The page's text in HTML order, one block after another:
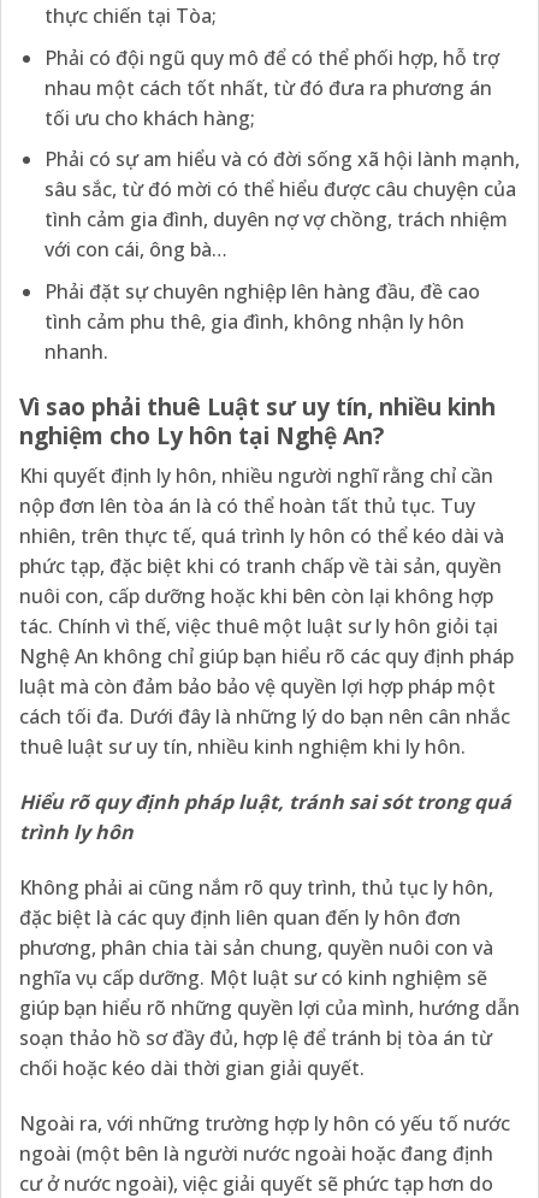
thực chiến tại Tòa;
Phải có đội ngũ quy mô để có thể phối hợp, hỗ trợ
nhau một cách tốt nhất, từ đó đưa ra phương án
tối ưu cho khách hàng;
Phải có sự am hiểu và có đời sống xã hội lành mạnh,
sâu sắc, từ đó mời có thể hiểu được câu chuyện của
tình cảm gia đình, duyên nợ vợ chồng, trách nhiệm
với con cái, ông bà…
Phải đặt sự chuyên nghiệp lên hàng đầu, đề cao
tình cảm phu thê, gia đình, không nhận ly hôn
nhanh.
Vì sao phải thuê Luật sư uy tín, nhiều kinh
nghiệm cho Ly hôn tại Nghệ An?
Khi quyết định ly hôn, nhiều người nghĩ rằng chỉ cần
nộp đơn lên tòa án là có thể hoàn tất thủ tục. Tuy
nhiên, trên thực tế, quá trình ly hôn có thể kéo dài và
phức tạp, đặc biệt khi có tranh chấp về tài sản, quyền
nuôi con, cấp dưỡng hoặc khi bên còn lại không hợp
tác. Chính vì thế, việc thuê một luật sư ly hôn giỏi tại
Nghệ An không chỉ giúp bạn hiểu rõ các quy định pháp
luật mà còn đảm bảo bảo vệ quyền lợi hợp pháp một
cách tối đa. Dưới đây là những lý do bạn nên cân nhắc
thuê luật sư uy tín, nhiều kinh nghiệm khi ly hôn.
Hiểu rõ quy định pháp luật, tránh sai sót trong quá
trình ly hôn
Không phải ai cũng nắm rõ quy trình, thủ tục ly hôn,
đặc biệt là các quy định liên quan đến ly hôn đơn
phương, phân chia tài sản chung, quyền nuôi con và
nghĩa vụ cấp dưỡng. Một luật sư có kinh nghiệm sẽ
giúp bạn hiểu rõ những quyền lợi của mình, hướng dẫn
soạn thảo hồ sơ đầy đủ, hợp lệ để tránh bị tòa án từ
chối hoặc kéo dài thời gian giải quyết.
Ngoài ra, với những trường hợp ly hôn có yếu tố nước
ngoài (một bên là người nước ngoài hoặc đang định
cư ở nước ngoài), việc giải quyết sẽ phức tạp hơn do